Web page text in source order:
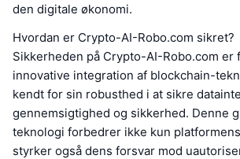
den digitale økonomi.
Hvordan er Crypto-AI-Robo.com sikret?
Sikkerheden på Crypto-AI-Robo.com er
innovative integration af blockchain-
kendt for sin robusthed i at sikre
gennemsigtighed og sikkerhed. Denne
teknologi forbedrer ikke kun
styrker også dens forsvar mod